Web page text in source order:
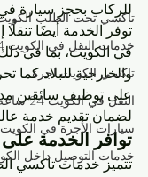
تاكسي تحت الطلب
خدمات النقل في الكويت 24 ساعة
تاكسي الكويت اجرة
النقل في الكويت 24 ساعة
سيارات الأجرة في الكويت
خدمات التوصيل داخل
للركاب بحجز سيارة
توفر الخدمة أيضًا
في الكويت، بما في
والخارجية للبلاد. كما
على توظيف سائقين
لضمان تقديم خدمة
توافر الخدمة
تتميز خدمات تاكسي